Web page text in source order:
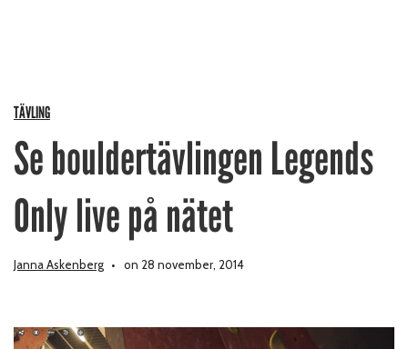
TÄVLING
Se bouldertävlingen Legends
Only live på nätet
Janna Askenberg on 28 november, 2014